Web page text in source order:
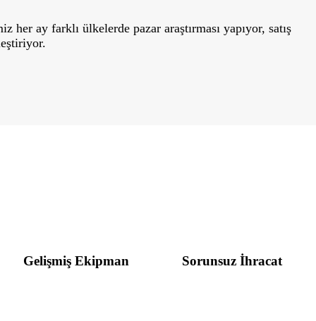
ay farklı ülkelerde pazar araştırması yapıyor, satış
Gelişmiş Ekipman Sorunsuz İhracat